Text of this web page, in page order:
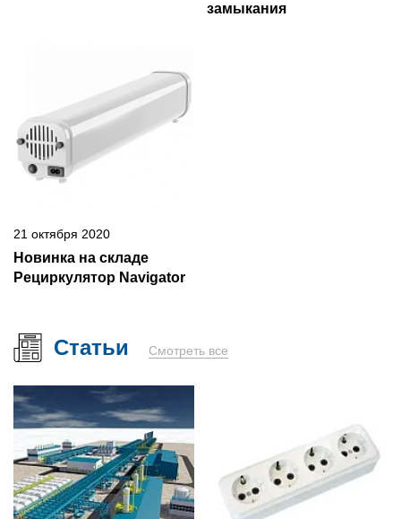
замыкания
21 октября 2020
Новинка на складе
Рециркулятор Navigator
Статьи Смотреть все